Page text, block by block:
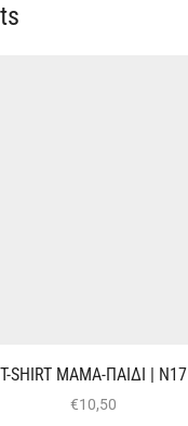
T-SHIRT ΜΑΜΑ-ΠΑΙΔΙ | Ν17
€10,50